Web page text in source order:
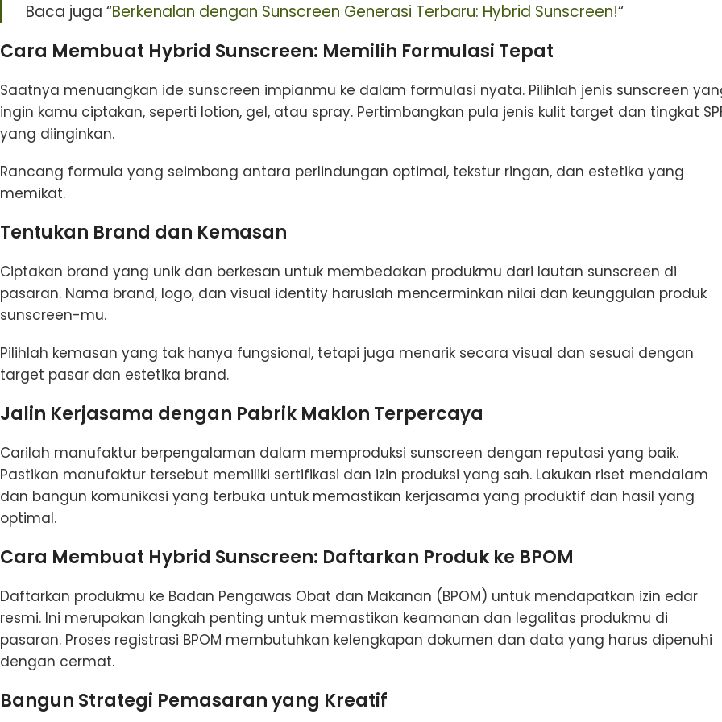
Baca juga “Berkenalan dengan Sunscreen Generasi Terbaru: Hybrid Sunscreen!“
Cara Membuat Hybrid Sunscreen: Memilih Formulasi Tepat
Saatnya menuangkan ide sunscreen impianmu ke dalam formulasi nyata. Pilihlah jenis sunscreen
ingin kamu ciptakan, seperti lotion, gel, atau spray. Pertimbangkan pula jenis kulit target dan tingkat
yang diinginkan.
Rancang formula yang seimbang antara perlindungan optimal, tekstur ringan, dan estetika yang
memikat.
Tentukan Brand dan Kemasan
Ciptakan brand yang unik dan berkesan untuk membedakan produkmu dari lautan sunscreen di
pasaran. Nama brand, logo, dan visual identity haruslah mencerminkan nilai dan keunggulan produk
sunscreen-mu.
Pilihlah kemasan yang tak hanya fungsional, tetapi juga menarik secara visual dan sesuai dengan
target pasar dan estetika brand.
Jalin Kerjasama dengan Pabrik Maklon Terpercaya
Carilah manufaktur berpengalaman dalam memproduksi sunscreen dengan reputasi yang baik.
Pastikan manufaktur tersebut memiliki sertifikasi dan izin produksi yang sah. Lakukan riset mendalam
dan bangun komunikasi yang terbuka untuk memastikan kerjasama yang produktif dan hasil yang
optimal.
Cara Membuat Hybrid Sunscreen: Daftarkan Produk ke BPOM
Daftarkan produkmu ke Badan Pengawas Obat dan Makanan (BPOM) untuk mendapatkan izin edar
resmi. Ini merupakan langkah penting untuk memastikan keamanan dan legalitas produkmu di
pasaran. Proses registrasi BPOM membutuhkan kelengkapan dokumen dan data yang harus dipenuhi
dengan cermat.
Bangun Strategi Pemasaran yang Kreatif